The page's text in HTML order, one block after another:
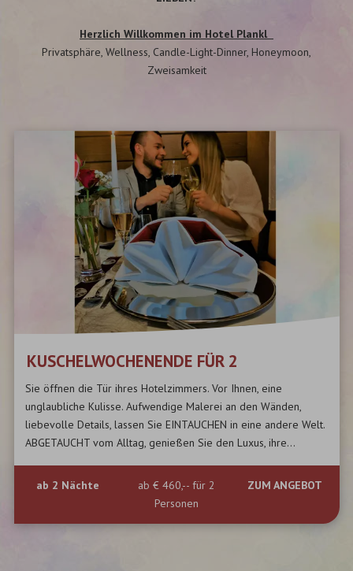
Herzlich Willkommen im Hotel Plankl
Privatsphäre, Wellness, Candle-Light-Dinner, Honeymoon,
Zweisamkeit
KUSCHELWOCHENENDE FÜR 2
Sie öffnen die Tür ihres Hotelzimmers. Vor Ihnen, eine
unglaubliche Kulisse. Aufwendige Malerei an den Wänden,
liebevolle Details, lassen Sie EINTAUCHEN in eine andere Welt.
ABGETAUCHT vom Alltag, genießen Sie den Luxus, ihre...
ab 2 Nächte ab € 460,-- für 2
Personen
ZUM ANGEBOT